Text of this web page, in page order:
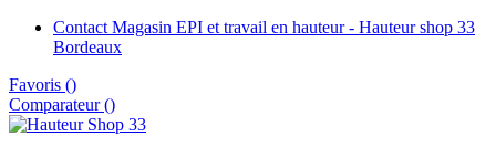
Contact Magasin EPI et travail en hauteur - Hauteur shop 33
Bordeaux
Favoris ()
Comparateur ()